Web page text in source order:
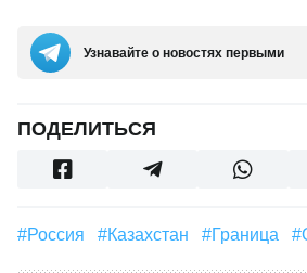
Узнавайте о новостях первыми
ПОДЕЛИТЬСЯ
#Россия #Казахстан #граница